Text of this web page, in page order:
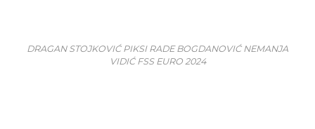
DRAGAN STOJKOVIĆ PIKSI RADE BOGDANOVIĆ NEMANJA
VIDIĆ FSS EURO 2024